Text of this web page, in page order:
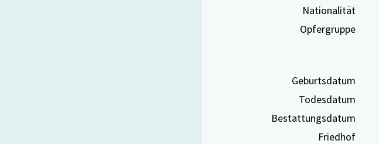
Nationalität
Opfergruppe
Geburtsdatum
Todesdatum
Bestattungsdatum
Friedhof